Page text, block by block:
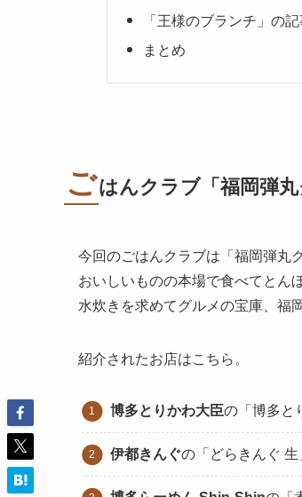
「王様のブランチ」の
まとめ
ごはんクラブ「福岡弾
今回のごはんクラブは「福岡弾丸
おいしいものの本場で食べてとん
水炊きを求めてグルメの宝庫、福
紹介されたお店はこちら。
博多とりかわ大臣の「博多と
伊都きんぐの「どらきんぐ 生